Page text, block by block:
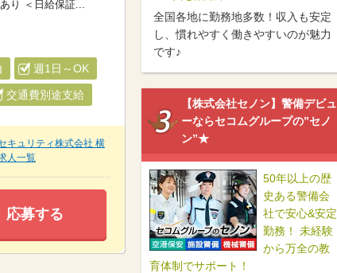
り ＜日給保証...
週1日～OK
交通費別途支給
キュリティ株式会社 横
人一覧
応募する
全国各地に勤務地多数！収入も安定
し、慣れやすく働きやすいのが魅力
です♪
【株式会社セノン】警備デビュ
ーならセコムグループの”セノ
ン”★
50年以上の歴
史ある警備会
社で安心&安定
勤務！ 未経験
から万全の教
育体制でサポート！